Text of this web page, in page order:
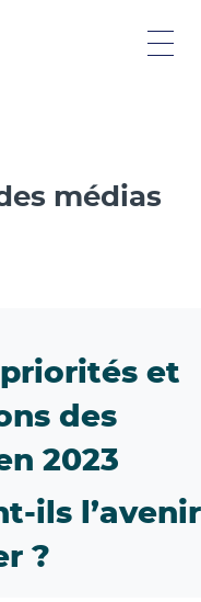
médias
et
des
2023
ils l’avenir
?